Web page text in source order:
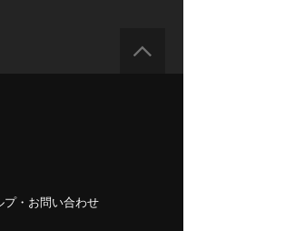
プ・お問い合わせ